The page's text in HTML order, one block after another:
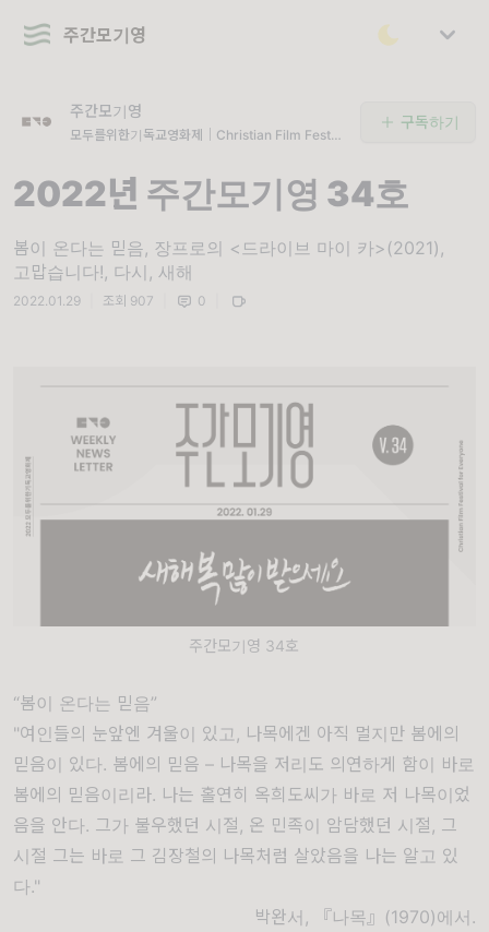
주간모기영
주간모기영
모두를위한기독교영화제｜Christian Film Festiv
구독하기
2022년 주간모기영 34호
봄이 온다는 믿음, 장프로의 <드라이브 마이 카>(2021),
고맙습니다!, 다시, 새해
2022.01.29 조회 907 0
주간모기영 34호
“봄이 온다는 믿음”
"여인들의 눈앞엔 겨울이 있고, 나목에겐 아직 멀지만 봄에의
믿음이 있다. 봄에의 믿음 – 나목을 저리도 의연하게 함이 바로
봄에의 믿음이리라. 나는 홀연히 옥희도씨가 바로 저 나목이었
음을 안다. 그가 불우했던 시절, 온 민족이 암담했던 시절, 그
시절 그는 바로 그 김장철의 나목처럼 살았음을 나는 알고 있
다."
박완서, 『나목』(1970)에서.